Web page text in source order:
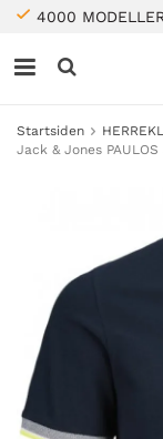
4000 MODELLER
Startsiden
Jack & Jones